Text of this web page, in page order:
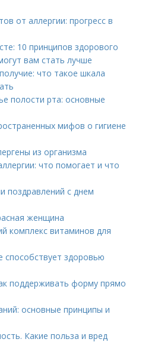
от аллергии: прогресс в
10 принципов здорового
вам стать лучше
что такое шкала
полости рта: основные
мифов о гигиене
из организма
что помогает и что
поздравлений с днем
женщина
комплекс витаминов для
способствует здоровью
поддерживать форму прямо
основные принципы и
Какие польза и вред